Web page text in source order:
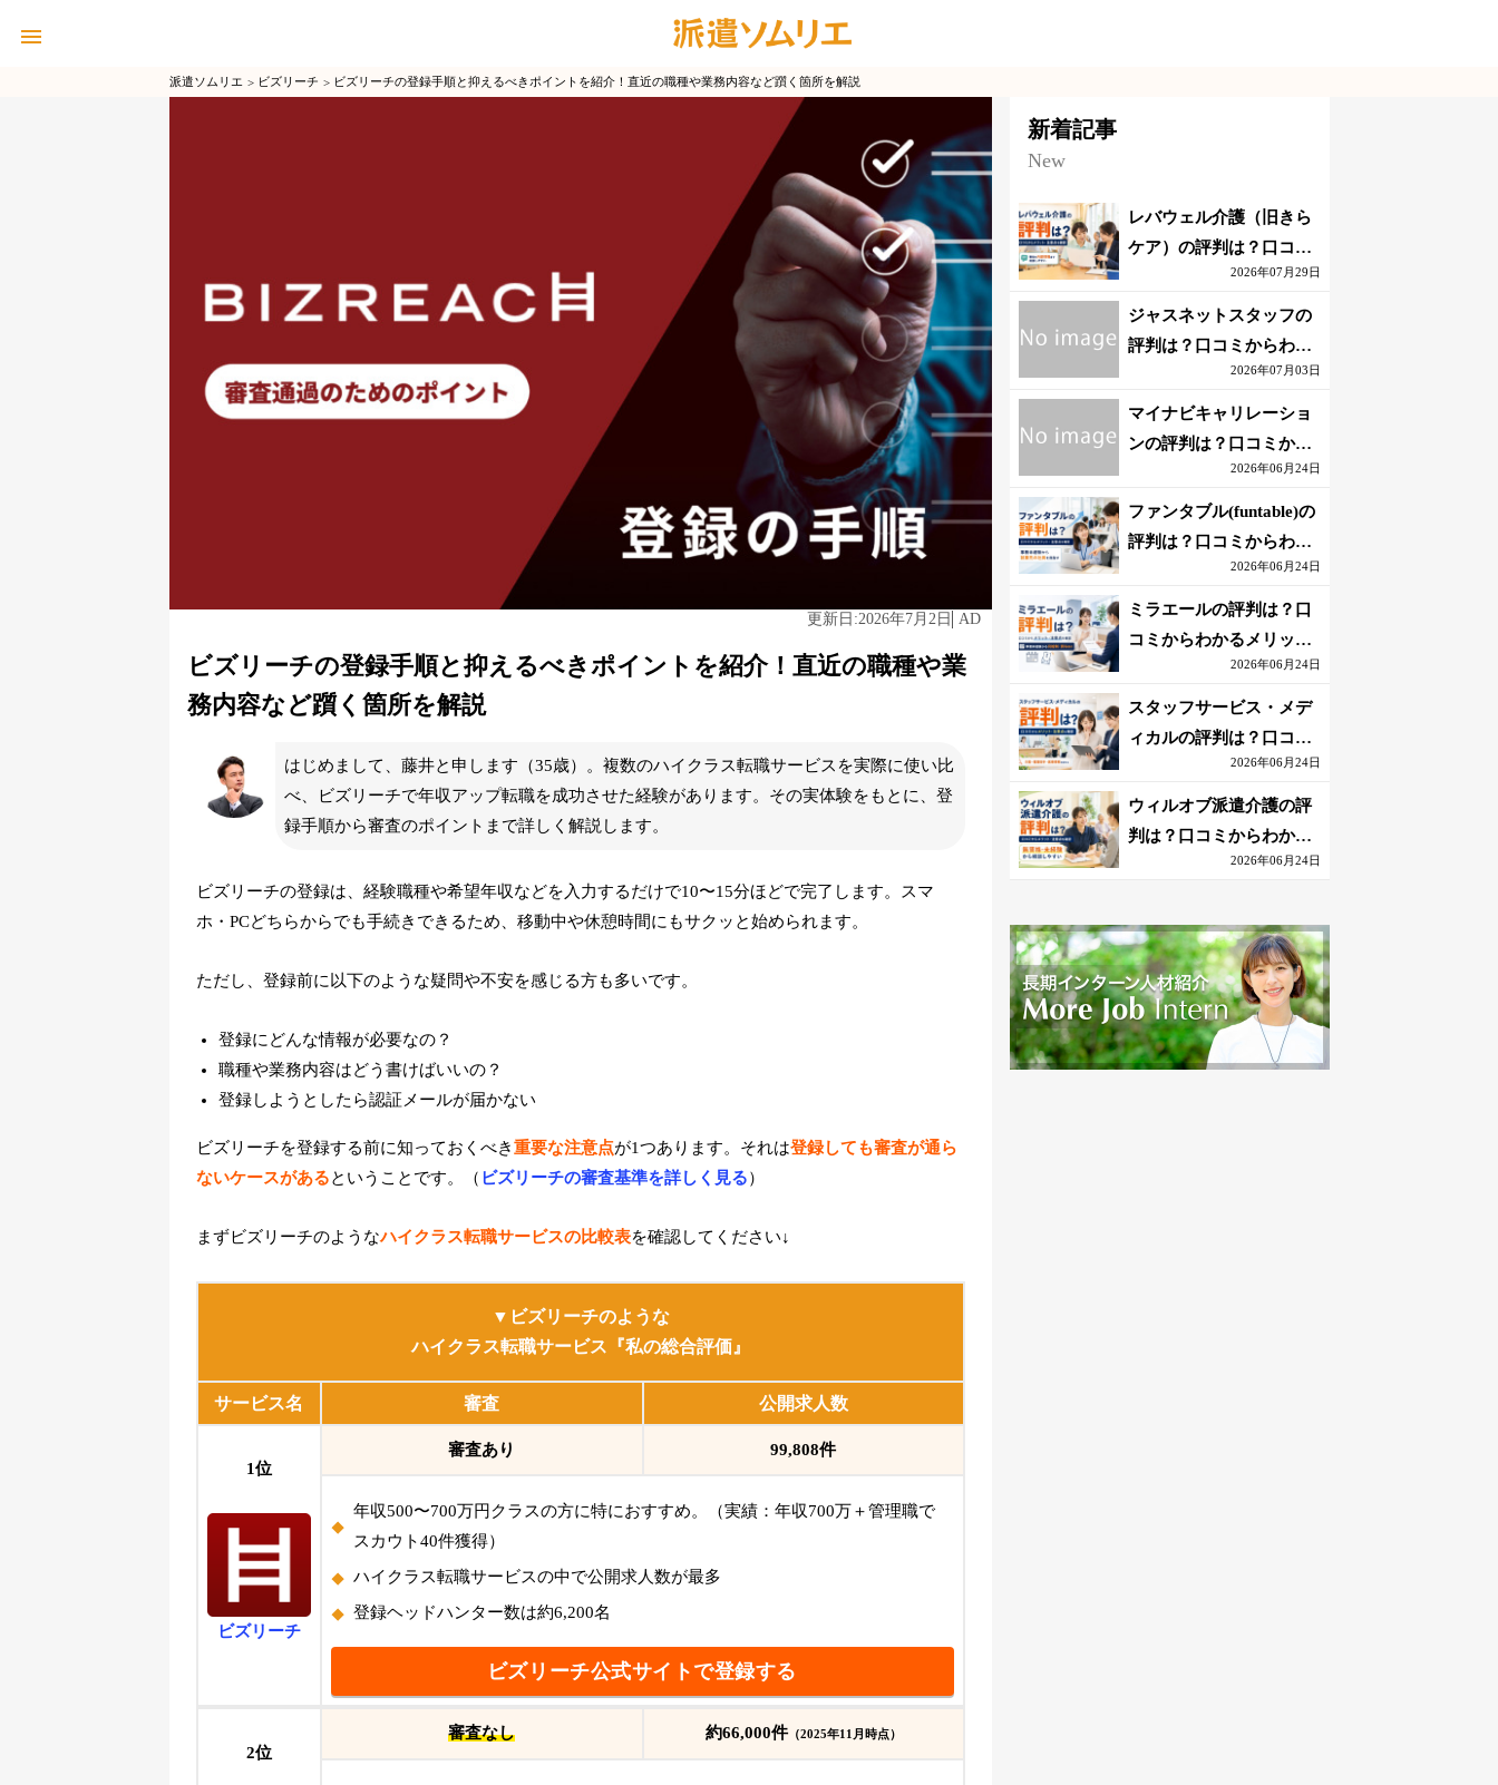
派遣ソムリエ ビズリーチ ビズリーチの登録手順と抑えるべきポイントを紹介！直近の職種や業務内容など躓く箇所を解説
更新日:2026年7月2日 AD
ビズリーチの登録手順と抑えるべきポイントを紹介！直近の職種や業
務内容など躓く箇所を解説
はじめまして、藤井と申します（35歳）。複数のハイクラス転職サービスを実際に使い比
べ、ビズリーチで年収アップ転職を成功させた経験があります。その実体験をもとに、登
録手順から審査のポイントまで詳しく解説します。
ビズリーチの登録は、経験職種や希望年収などを入力するだけで10〜15分ほどで完了 します。スマ
ホ・PCどちらからでも手続きできるため、移動中や休憩時間にもサクッと始められます。
ただし、登録前に以下のような疑問や不安を感じる方も多いです。
登録にどんな情報が必要なの？
職種や業務内容はどう書けばいいの？
登録しようとしたら認証メールが届かない
ビズリーチを登録する前に知っておくべき重要な注意点が1つあります。それは登録しても審査が通ら
ないケースがあるということです。（ ビズリーチの審査基準を詳しく見る）
まずビズリーチのようなハイクラス転職サービスの比較表を確認してください↓
▼ビズリーチのような
ハイクラス転職サービス『私の総合評価』
サービス名 審査 公開求人数
1位
ビズリーチ
審査あり 99,808件
年収500〜700万円クラスの方に特におすすめ。（実績：年収700万＋管理職で
スカウト40件獲得）
ハイクラス転職サービスの中で公開求人数が最多
登録ヘッドハンター数は約6,200名
ビズリーチ公式サイトで登録する
2位
審査なし 約66,000件（2025年11月時点）
新着記事
New
レバウェル介護（旧きら
ケア）の評判は？口コミ
からわかるメリット・注
意点を解説
2026年07月29日
ジャスネットスタッフの
評判は？口コミからわか
るメリット・注意点を解
説
2026年07月03日
マイナビキャリレーショ
ンの評判は？口コミから
わかるメリット・注意点
を解説
2026年06月24日
ファンタブル(funtable)の
評判は？口コミからわか
るメリット・注意点を解
説
2026年06月24日
ミラエールの評判は？口
コミからわかるメリッ
ト・注意点を解説2026年06月24日
スタッフサービス・メデ
ィカルの評判は？口コミ
からわかるメリット・注
意点を解説
2026年06月24日
ウィルオブ派遣介護の評
判は？口コミからわかる
メリット・注意点を解説
2026年06月24日